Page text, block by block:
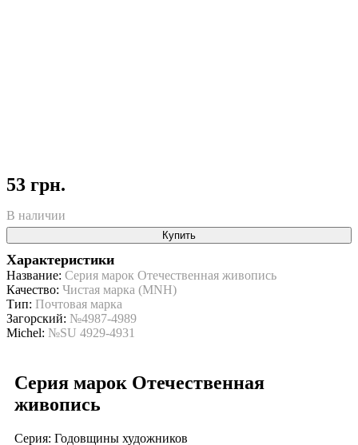
53 грн.
В наличии
Купить
Характеристики
Название: Серия марок Отечественная живопись
Качество: Чистая марка (MNH)
Тип: Почтовая марка
Загорский: №4987-4989
Michel: №SU 4929-4931
Серия марок Отечественная
живопись
Серия: Годовщины художников